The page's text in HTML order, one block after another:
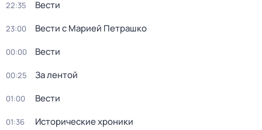
22:35 Вести
23:00 Вести с Марией Петрашко
00:00 Вести
00:25 За лентой
01:00 Вести
01:36 Исторические хроники